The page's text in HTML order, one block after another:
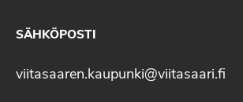
SÄHKÖPOSTI
viitasaaren.kaupunki@viitasaari.fi